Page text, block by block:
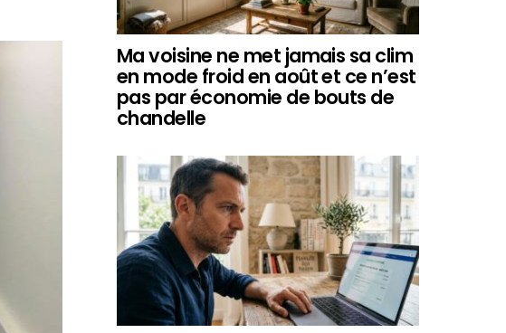
Ma voisine ne met jamais sa clim
en mode froid en août et ce n’est
pas par économie de bouts de
chandelle